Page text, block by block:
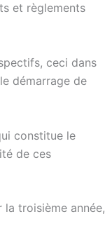
et règlements
ceci dans
démarrage de
constitue le
de ces
troisième année,